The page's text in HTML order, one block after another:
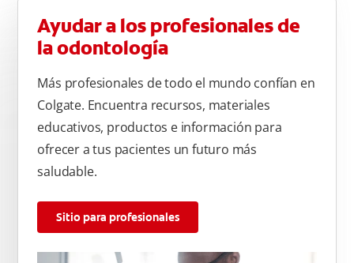
Ayudar a los profesionales de
la odontología
Más profesionales de todo el mundo confían en
Colgate. Encuentra recursos, materiales
educativos, productos e información para
ofrecer a tus pacientes un futuro más
saludable.
Sitio para profesionales